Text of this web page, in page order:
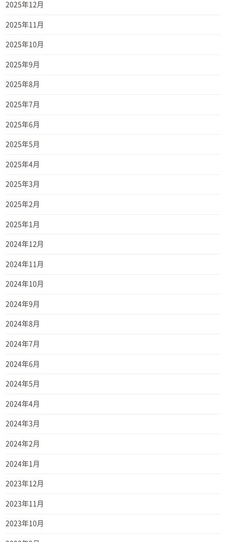
2025年12月
2025年11月
2025年10月
2025年9月
2025年8月
2025年7月
2025年6月
2025年5月
2025年4月
2025年3月
2025年2月
2025年1月
2024年12月
2024年11月
2024年10月
2024年9月
2024年8月
2024年7月
2024年6月
2024年5月
2024年4月
2024年3月
2024年2月
2024年1月
2023年12月
2023年11月
2023年10月